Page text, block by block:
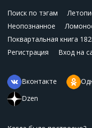
Поиск по тэгам
Неопознанное
Поквартальная книга
Регистрация
Вход на
Вконтакте
Dzen